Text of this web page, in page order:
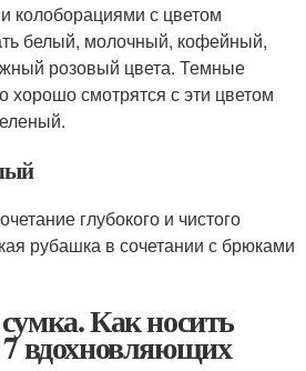
с цветом
белый, молочный, кофейный,
розовый цвета. Темные
хорошо смотрятся с эти цветом
глубокого и чистого
рубашка в сочетании с брюками
Как носить
вдохновляющих